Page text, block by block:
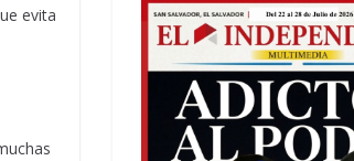
evita